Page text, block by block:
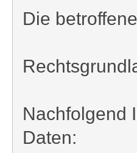
Die
Nachfolgend
Daten: